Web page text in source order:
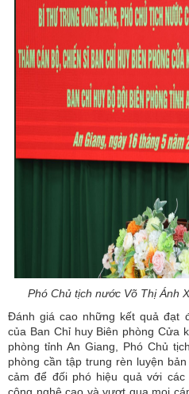
Phó Chủ tịch nước Võ Thị Ánh
Đánh giá cao những kết quả đạt
của Ban Chỉ huy Biên phòng Cửa
phòng tỉnh An Giang, Phó Chủ
phòng cần tập trung rèn luyện
cảm để đối phó hiệu quả với